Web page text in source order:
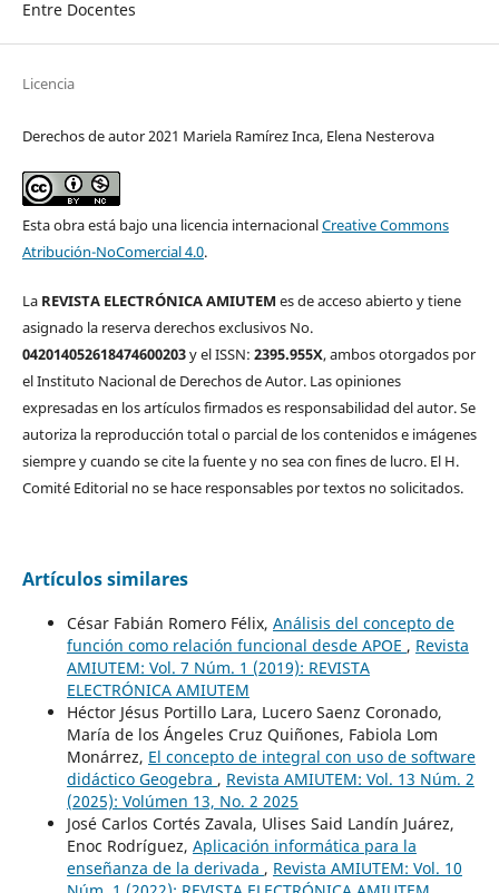
Entre Docentes
Licencia
Derechos de autor 2021 Mariela Ramírez Inca, Elena Nesterova
Esta obra está bajo una licencia internacionalCreative Commons
Atribución-NoComercial 4.0.
La REVISTA ELECTRÓNICA AMIUTEM es de acceso abierto y tiene
asignado la reserva derechos exclusivos No.
042014052618474600203y el ISSN: 2395.955X, ambos otorgados por
el Instituto Nacional de Derechos de Autor. Las opiniones
expresadas en los artículos firmados es responsabilidad del autor. Se
autoriza la reproducción total o parcial de los contenidos e imágenes
siempre y cuando se cite la fuente y no sea con fines de lucro. El H.
Comité Editorial no se hace responsables por textos no solicitados.
Artículos similares
César Fabián Romero Félix, Análisis del concepto de
función como relación funcional desde APOE , Revista
AMIUTEM: Vol. 7 Núm. 1 (2019): REVISTA
ELECTRÓNICA AMIUTEM
Héctor Jésus Portillo Lara, Lucero Saenz Coronado,
María de los Ángeles Cruz Quiñones, Fabiola Lom
Monárrez, El concepto de integral con uso de software
didáctico Geogebra , Revista AMIUTEM: Vol. 13 Núm. 2
(2025): Volúmen 13, No. 2 2025
José Carlos Cortés Zavala, Ulises Said Landín Juárez,
Enoc Rodríguez, Aplicación informática para la
enseñanza de la derivada , Revista AMIUTEM: Vol. 10